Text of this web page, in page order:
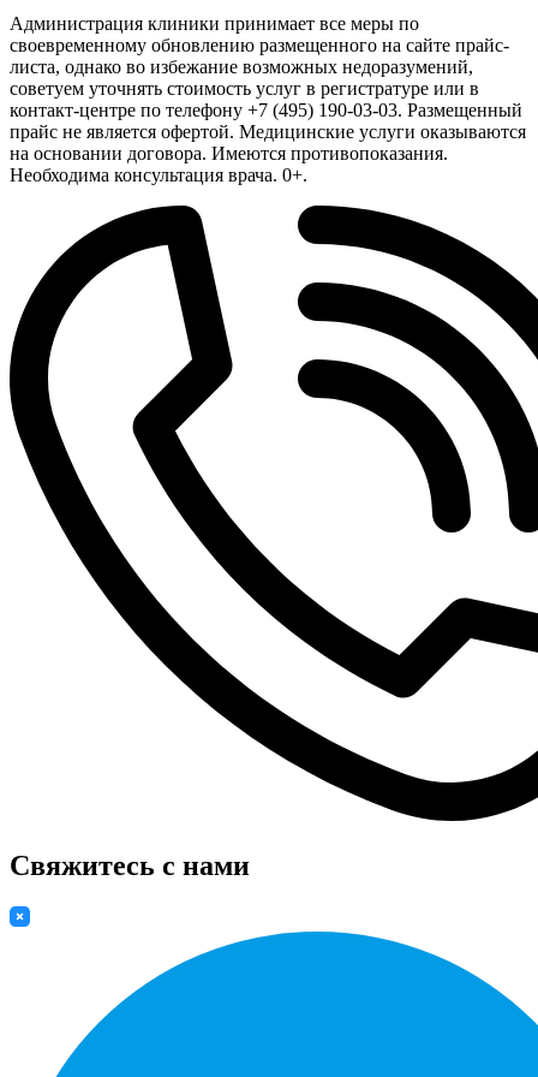
Администрация клиники принимает все меры по
своевременному обновлению размещенного на сайте прайс-
листа, однако во избежание возможных недоразумений,
советуем уточнять стоимость услуг в регистратуре или в
контакт-центре по телефону +7 (495) 190-03-03. Размещенный
прайс не является офертой. Медицинские услуги оказываются
на основании договора. Имеются противопоказания.
Необходима консультация врача. 0+.
Свяжитесь с нами